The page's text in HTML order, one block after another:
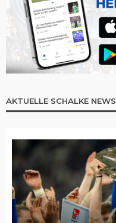
AKTUELLE SCHALKE NEWS